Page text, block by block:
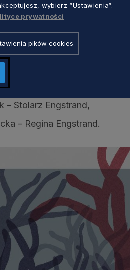
Malinowski
– Helena Alving,
– Osvald Alving,
– Ksiądz Manders,
– Stolarz Engstrand,
– Regina Engstrand.
wybierz “Ustawienia“.
prywatności
pików cookies